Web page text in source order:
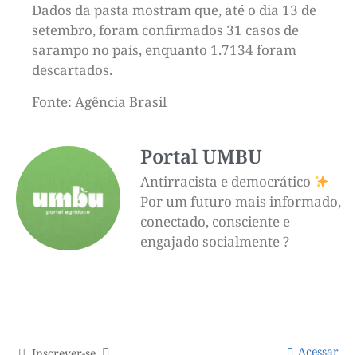
Dados da pasta mostram que, até o dia 13 de
setembro, foram confirmados 31 casos de
sarampo no país, enquanto 1.7134 foram
descartados.
Fonte: Agência Brasil
Portal UMBU
Antirracista e democrático
Por um futuro mais informado,
conectado, consciente e
engajado socialmente ?
Acessar